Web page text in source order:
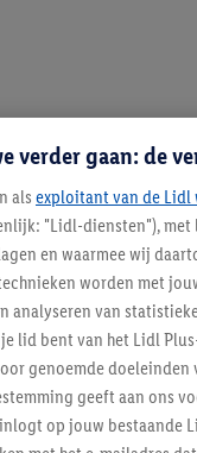
verder gaan: de
als exploitant van de Lidl
"Lidl-diensten"),
en waarmee wij
worden met
analyseren van
lid bent van het Lidl
genoemde doeleinden
geeft aan ons
op jouw bestaande